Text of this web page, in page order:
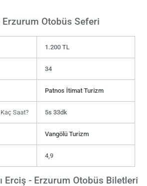
Erzurum Otobüs Seferi
1.200 TL
34
Patnos İtimat Turizm
Saat? 5s 33dk
Vangölü Turizm
4,9
Erciş - Erzurum Otobüs Biletleri